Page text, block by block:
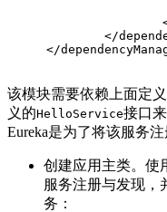
</
</
该模块需要依赖上面定
义的HelloService接口
Eureka是为了将该服务
创建应用主类。使
服务注册与发现，
务：